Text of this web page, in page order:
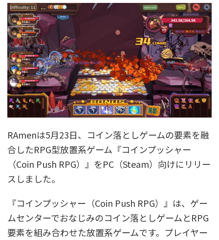
RAmenは5月23日、コイン落としゲームの要素を融
合したRPG型放置系ゲーム『コインプッシャー
（Coin Push RPG）』をPC（Steam）向けにリリー
スしました。
『コインプッシャー（Coin Push RPG）』は、ゲー
ムセンターでおなじみのコイン落としゲームとRPG
要素を組み合わせた放置系ゲームです。プレイヤー